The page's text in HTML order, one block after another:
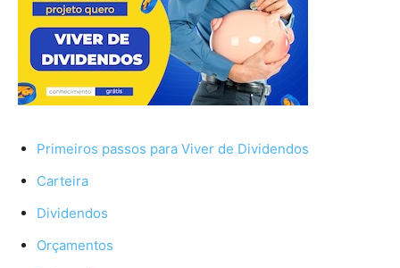
Primeiros passos para Viver de Dividendos
Carteira
Dividendos
Orçamentos